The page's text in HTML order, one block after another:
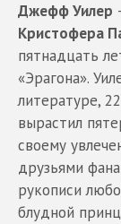
Джефф Уилер
Кристофера
пятнадцать
«Эрагона».
литературе,
вырастил
своему
друзьями
рукописи
блудной